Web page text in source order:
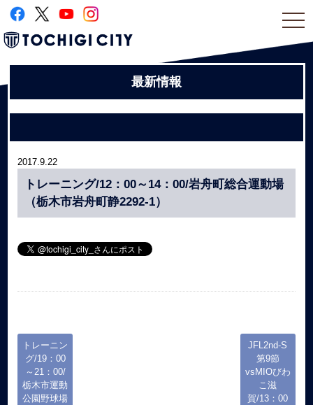
最新情報
2017.9.22
トレーニング/12：00～14：00/岩舟町総合運動場
（栃木市岩舟町静2292-1）
トレーニン
グ/19：00
～21：00/
栃木市運動
公園野球場
JFL2nd-S
第9節
vsMIOびわ
こ滋
賀/13：00